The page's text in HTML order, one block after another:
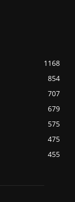
1168
854
707
679
575
475
455